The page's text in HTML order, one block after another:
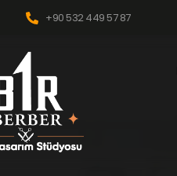
+90 532 449 57 87